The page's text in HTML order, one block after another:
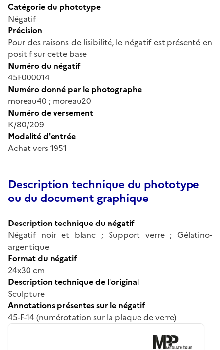
Catégorie du phototype
Négatif
Précision
Pour des raisons de lisibilité, le négatif est présenté en
positif sur cette base
Numéro du négatif
45F000014
Numéro donné par le photographe
moreau40 ; moreau20
Numéro de versement
K/80/209
Modalité d'entrée
Achat vers 1951
Description technique du phototype
ou du document graphique
Description technique du négatif
Négatif noir et blanc ; Support verre ; Gélatino-
argentique
Format du négatif
24x30 cm
Description technique de l'original
Sculpture
Annotations présentes sur le négatif
45-F-14 (numérotation sur la plaque de verre)